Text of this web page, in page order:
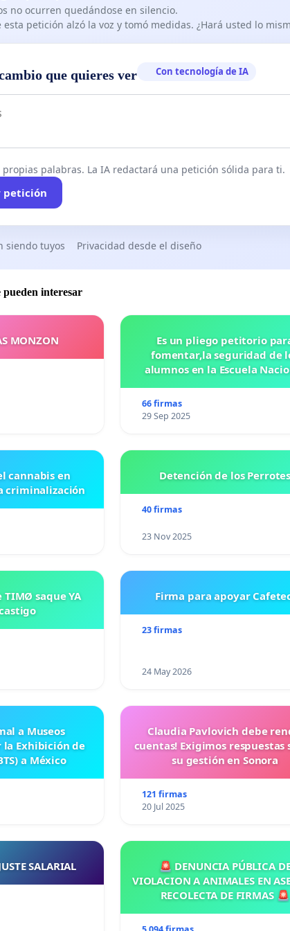
no ocurren quedándose en silencio.
esta petición alzó la voz y tomó medidas. ¿Hará usted lo
que quieres ver Con tecnología de IA
propias palabras. La IA redactará una petición sólida para ti.
petición
siendo tuyos Privacidad desde el diseño
pueden interesar
MONZON
Es un pliego petitorio
fomentar,la seguridad de
alumnos en la Escuela
66 firmas
29 Sep 2025
cannabis en
criminalización
Detención de los Perrotes
40 firmas
23 Nov 2025
saque YA
Firma para apoyar
23 firmas
24 May 2026
a Museos
la Exhibición de
a México
Claudia Pavlovich debe
cuentas! Exigimos respuestas
su gestión en Sonora
121 firmas
20 Jul 2025
SALARIAL
🚨 DENUNCIA PÚBLICA
VIOLACION A ANIMALES EN
RECOLECTA DE FIRMAS 🚨